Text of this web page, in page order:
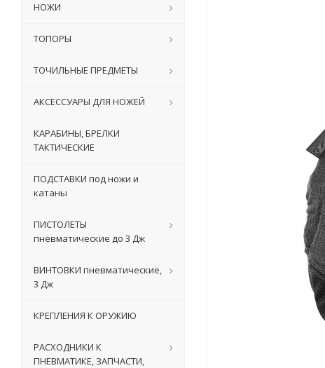
НОЖИ
ТОПОРЫ
ТОЧИЛЬНЫЕ ПРЕДМЕТЫ
АКСЕССУАРЫ ДЛЯ НОЖЕЙ
КАРАБИНЫ, БРЕЛКИ
ТАКТИЧЕСКИЕ
ПОДСТАВКИ под ножи и
катаны
ПИСТОЛЕТЫ
пневматические до 3 Дж
ВИНТОВКИ пневматические,
3 Дж
КРЕПЛЕНИЯ К ОРУЖИЮ
РАСХОДНИКИ К
ПНЕВМАТИКЕ, ЗАПЧАСТИ,